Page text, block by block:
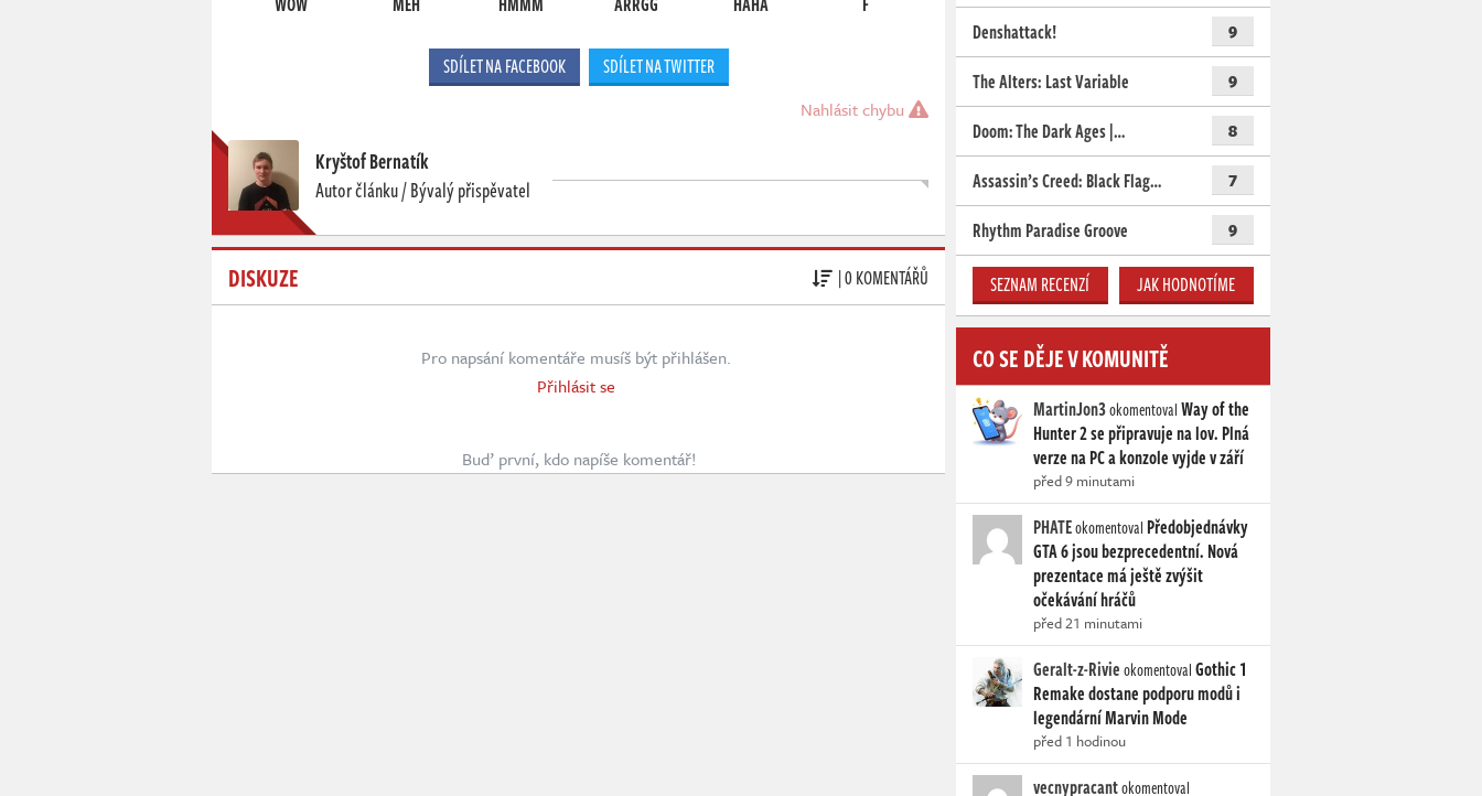
SDÍLET NA FACEBOOK SDÍLET NA TWITTER
Nahlásit chybu
Kryštof Bernatík
Autor článku / Bývalý přispěvatel
DISKUZE | 0 KOMENTÁŘŮ
Pro napsání komentáře musíš být přihlášen.
Přihlásit se
Buď první, kdo napíše komentář!
Denshattack! 9
The Alters: Last Variable 9
Doom: The Dark Ages |… 8
Assassin’s Creed: Black Flag… 7
Rhythm Paradise Groove 9
SEZNAM RECENZÍ JAK HODNOTÍME
CO SE DĚJE V KOMUNITĚ
MartinJon3okomentovalWay of the
Hunter 2 se připravuje na lov. Plná
verze na PC a konzole vyjde v září
před 9 minutami
PHATEokomentoval Předobjednávky
GTA 6 jsou bezprecedentní. Nová
prezentace má ještě zvýšit
očekávání hráčů
před 21 minutami
Geralt-z-RivieokomentovalGothic 1
Remake dostane podporu modů i
legendární Marvin Mode
před 1 hodinou
vecnypracantokomentoval